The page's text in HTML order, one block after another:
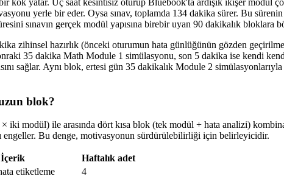
kök yatar. Üç saat kesintisiz oturup Bluebook'ta ardışık ikişer modül
yerle bir eder. Oysa sınav, toplamda 134 dakika sürer. Bu
sınavın gerçek modül yapısına birebir uyan 90 dakikalık bloklara
zihinsel hazırlık (önceki oturumun hata günlüğünün gözden
35 dakika Math Module 1 simülasyonu, son 5 dakika ise kendi
sağlar. Aynı blok, ertesi gün 35 dakikalık Module 2
blok?
iki modül) ile arasında dört kısa blok (tek modül + hata analizi)
engeller. Bu denge, motivasyonun sürdürülebilirliği için belirleyicidir.
İçerik
Haftalık adet
etiketleme
4